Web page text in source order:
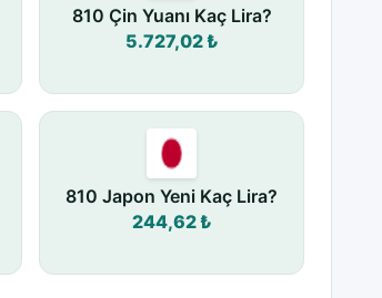
810 Çin Yuanı Kaç Lira?
5.727,02 ₺
810 Japon Yeni Kaç Lira?
244,62 ₺